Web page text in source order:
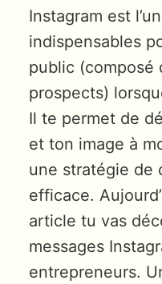
Instagram est
indispensables
public (composé
prospects)
Il te permet de
et ton image à
une stratégie de
efficace.
article tu vas
messages
entrepreneurs.